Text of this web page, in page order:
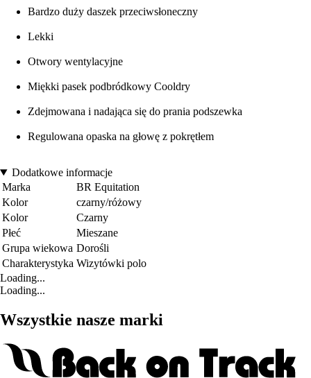
Bardzo duży daszek przeciwsłoneczny
Lekki
Otwory wentylacyjne
Miękki pasek podbródkowy Cooldry
Zdejmowana i nadająca się do prania podszewka
Regulowana opaska na głowę z pokrętłem
Dodatkowe informacje
Marka
BR Equitation
Kolor
czarny/różowy
Kolor
Czarny
Płeć
Mieszane
Grupa wiekowa Dorośli
Charakterystyka Wizytówki polo
Loading...
Loading...
Wszystkie nasze marki